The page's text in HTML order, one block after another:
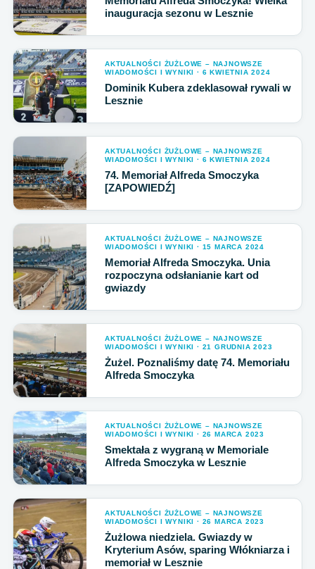
inauguracja sezonu w Lesznie
AKTUALNOŚCI ŻUŻLOWE – NAJNOWSZE
WIADOMOŚCI I WYNIKI · 6 KWIETNIA 2024
Dominik Kubera zdeklasował rywali w
Lesznie
AKTUALNOŚCI ŻUŻLOWE – NAJNOWSZE
WIADOMOŚCI I WYNIKI · 6 KWIETNIA 2024
74. Memoriał Alfreda Smoczyka
[ZAPOWIEDŹ]
AKTUALNOŚCI ŻUŻLOWE – NAJNOWSZE
WIADOMOŚCI I WYNIKI · 15 MARCA 2024
Memoriał Alfreda Smoczyka. Unia
rozpoczyna odsłanianie kart od
gwiazdy
AKTUALNOŚCI ŻUŻLOWE – NAJNOWSZE
WIADOMOŚCI I WYNIKI · 21 GRUDNIA 2023
Żużel. Poznaliśmy datę 74. Memoriału
Alfreda Smoczyka
AKTUALNOŚCI ŻUŻLOWE – NAJNOWSZE
WIADOMOŚCI I WYNIKI · 26 MARCA 2023
Smektała z wygraną w Memoriale
Alfreda Smoczyka w Lesznie
AKTUALNOŚCI ŻUŻLOWE – NAJNOWSZE
WIADOMOŚCI I WYNIKI · 26 MARCA 2023
Żużlowa niedziela. Gwiazdy w
Kryterium Asów, sparing Włókniarza i
memoriał w Lesznie